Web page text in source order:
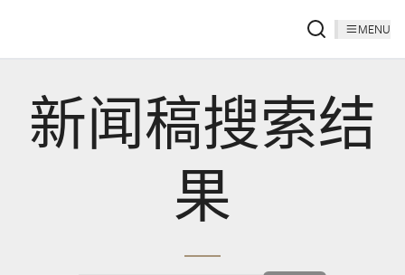
MENU
新闻稿搜索结
果